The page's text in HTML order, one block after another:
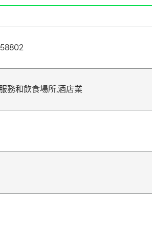
務和飲食場所,酒店業